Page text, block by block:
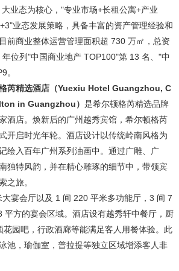
业态为核心，"专业市场+长租公寓+产业
业态发展策略，具备丰富的资产管理经验和
前商业整体运营管理面积超 730 万㎡，总资
位列"中国商业地产 TOP100"第 13 名、"中
。
芮精选酒店（Yuexiu Hotel Guangzhou, C
in Guangzhou） 是希尔顿格芮精选品牌
酒店。焕新后的广州越秀宾馆，希尔顿格芮
开启时光年轮。酒店设计以传统岭南风格为
绘入百年广州系列油画中。通过广雕、广
独特风韵，并在精心雕琢的细节中，带领宾
之旅。
宴会厅以及 1 间 220 平米多功能厅，3 间 7
平方的宴会区域。酒店设有越秀轩中餐厅，厨
园吧，行政酒廊等能满足客人用餐体验。此
池，瑜伽室，普拉提等独立区域增添客人非